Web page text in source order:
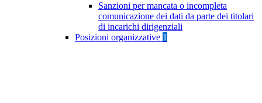
Sanzioni per mancata o incompleta
comunicazione dei dati da parte dei titolari
di incarichi dirigenziali
Posizioni organizzative 1